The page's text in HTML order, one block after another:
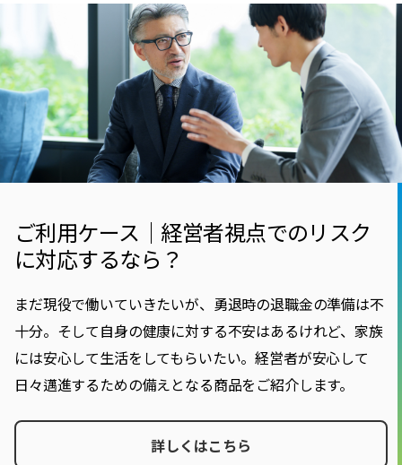
ご利用ケース｜経営者視点でのリスク
に対応するなら？
まだ現役で働いていきたいが、勇退時の退職金の準備は不
十分。そして自身の健康に対する不安はあるけれど、家族
には安心して生活をしてもらいたい。経営者が安心して
日々邁進するための備えとなる商品をご紹介します。
詳しくはこちら